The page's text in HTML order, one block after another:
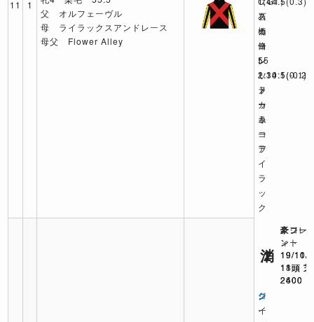
11 1
父 オルフェーヴル
母 ライラックスアンドレース
母父 Flower Alley
ス
ミ
ヨ
ン
2:14:1(-0.2)
ラ
ッ
キ
ー
ラ
イ
ラ
ッ
ク
ス
カ
ー
レ
ッ
ト
カ
ラ
ー
石
橋
脩
55
1:30.5(0.1)
ノ
ー
ム
コ
ア
1
豪フレ
ント
19/11/
11頭 芝
2600
ク
イ
2
豪ジー
ン
19/10/
11頭 芝
2400
ジ
ー
消
豪コー
ィー
19/10/
18頭 芝
2400
コ
ー